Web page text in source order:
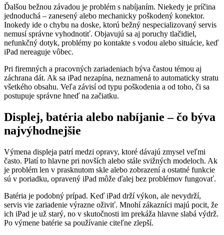
Ďalšou bežnou závadou je problém s nabíjaním. Niekedy je príčina
jednoduchá – zanesený alebo mechanicky poškodený konektor.
Inokedy ide o chybu na doske, ktorú bežný nespecializovaný servis
nemusí správne vyhodnotiť. Objavujú sa aj poruchy tlačidiel,
nefunkčný dotyk, problémy po kontakte s vodou alebo situácie, keď
iPad nereaguje vôbec.
Pri firemných a pracovných zariadeniach býva častou témou aj
záchrana dát. Ak sa iPad nezapína, neznamená to automaticky stratu
všetkého obsahu. Veľa závisí od typu poškodenia a od toho, či sa
postupuje správne hneď na začiatku.
Displej, batéria alebo nabíjanie – čo býva
najvýhodnejšie
Výmena displeja patrí medzi opravy, ktoré dávajú zmysel veľmi
často. Platí to hlavne pri novších alebo stále svižných modeloch. Ak
je problém len v prasknutom skle alebo zobrazení a ostatné funkcie
sú v poriadku, opravený iPad môže ďalej bez problémov fungovať.
Batéria je podobný prípad. Keď iPad drží výkon, ale nevydrží,
servis vie zariadenie výrazne oživiť. Mnohí zákazníci majú pocit, že
ich iPad je už starý, no v skutočnosti im prekáža hlavne slabá výdrž.
Po výmene batérie sa používanie citeľne zlepší.